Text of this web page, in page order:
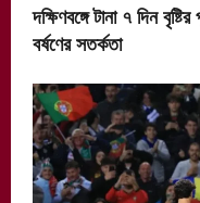
দক্ষিণবঙ্গে টানা ৭ দিন
বর্ষণের সতর্কতা